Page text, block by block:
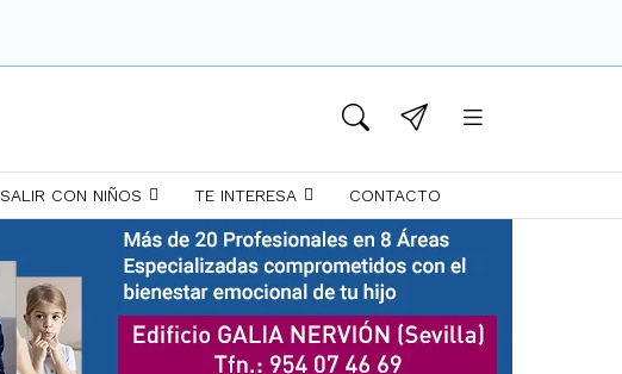
SALIR CON NIÑOS TE INTERESA CONTACTO